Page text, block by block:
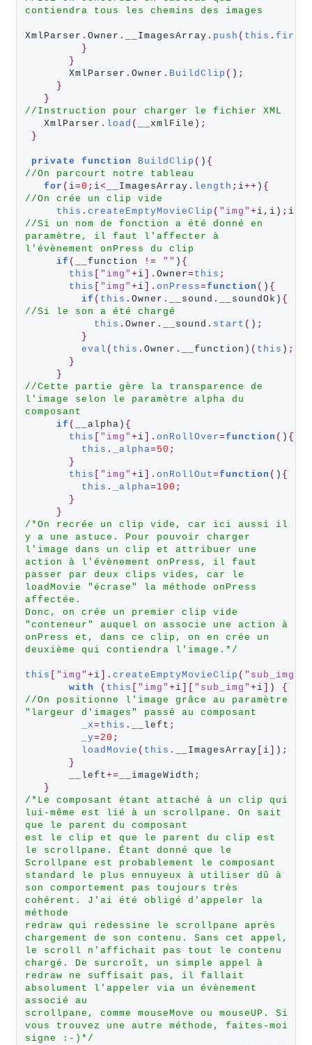
contiendra tous les chemins des images
XmlParser .Owner . __ImagesArray . push ( this .
}
}
       XmlParser
.Owner . BuildClip ( ) ;
}
}
//Instruction pour charger le fichier XML
   XmlParser
. load ( __xmlFile) ;
}
private function BuildClip ( ) {
//On parcourt notre tableau
for ( i=0 ; i< __ImagesArray . length ; i++ ) {
//On crée un clip vide
this .createEmptyMovieClip ( "img"+ i , i) ;
//Si un nom de fonction a été donné en
paramètre, il faut l'affecter à
l'évènement onPress du clip
if ( __function != "" ) {
this
"img"+ i ].Owner= this ;
this
"img"+ i ].onPress=function ( ) {
if ( this .Owner . __sound . __soundOk) {
//Si le son a été chargé
this .Owner . __sound . start ( ) ;
}
eval ( this .Owner . __function) ( this ) ;
}
}
//Cette partie gère la transparence de
l'image selon le paramètre alpha du
composant
if ( __alpha) {
this
"img"+ i ].onRollOver=function ( ) {
this . _alpha= 50 ;
}
this
"img"+ i ].onRollOut=function ( ) {
this . _alpha= 100 ;
}
}
/*On recrée un clip vide, car ici aussi il
y a une astuce. Pour pouvoir charger
l'image dans un clip et attribuer une
action à l'évènement onPress, il faut
passer par deux clips vides, car le
loadMovie "écrase" la méthode onPress
affectée.
Donc, on crée un premier clip vide
"conteneur" auquel on associe une action à
onPress et, dans ce clip, on en crée un
deuxième qui contiendra l'image.*/
this "img"+ i ].createEmptyMovieClip ( "sub_img"
with
( this "img"+ i "sub_img"+ i ) {
//On positionne l'image grâce au paramètre
"largeur d'images" passé au composant
_x= this . __left ;
_y= 20 ;
loadMovie ( this . __ImagesArray i ) ;
}
       __left
+= __imageWidth ;
}
/*Le composant étant attaché à un clip qui
lui-même est lié à un scrollpane. On sait
que le parent du composant
est le clip et que le parent du clip est
le scrollpane. Étant donné que le
Scrollpane est probablement le composant
standard le plus ennuyeux à utiliser dû à
son comportement pas toujours très
cohérent. J'ai été obligé d'appeler la
méthode
redraw qui redessine le scrollpane après
chargement de son contenu. Sans cet appel,
le scroll n'affichait pas tout le contenu
chargé. De surcroît, un simple appel à
redraw ne suffisait pas, il fallait
absolument l'appeler via un évènement
associé au
scrollpane, comme mouseMove ou mouseUP. Si
vous trouvez une autre méthode, faites-moi
signe :-)*/